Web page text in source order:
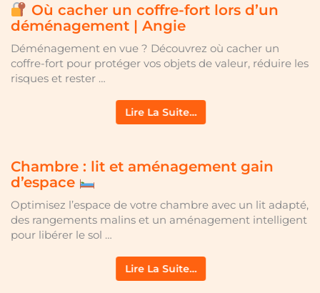
Où cacher un coffre-fort lors d’un
déménagement | Angie
Déménagement en vue ? Découvrez où cacher un
coffre-fort pour protéger vos objets de valeur, réduire les
risques et rester …
Lire La Suite…
Chambre : lit et aménagement gain
d’espace
Optimisez l’espace de votre chambre avec un lit adapté,
des rangements malins et un aménagement intelligent
pour libérer le sol …
Lire La Suite…